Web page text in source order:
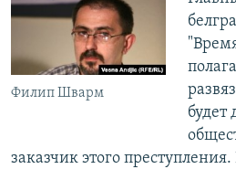
Филип Шварм
будет
заказчик этого